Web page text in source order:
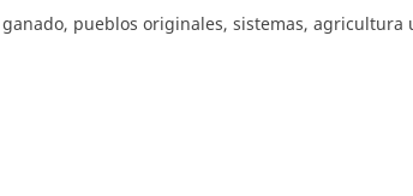
ganado, pueblos originales, sistemas, agricultura